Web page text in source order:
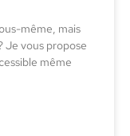
même, mais
Je vous propose
même